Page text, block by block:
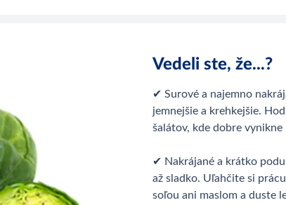
Vedeli ste, že...?
✔ Surové a najemno
jemnejšie a krehkejšie.
šalátov, kde dobre
✔ Nakrájané a krátko
až sladko. Uľahčite si
soľou ani maslom a duste